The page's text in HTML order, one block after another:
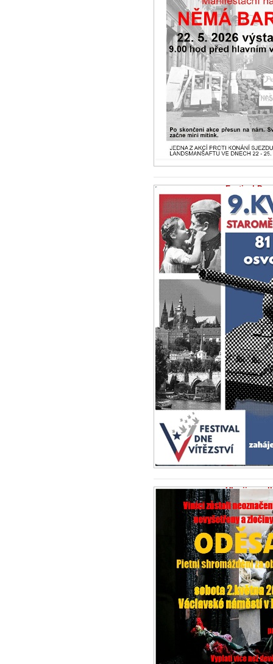
Festival
2.5.2026 -
Program:
shromáždění
připomenutí...
Ukrajina
zločiny
29.4.2026 -
Evropský
s vojáky a byli...